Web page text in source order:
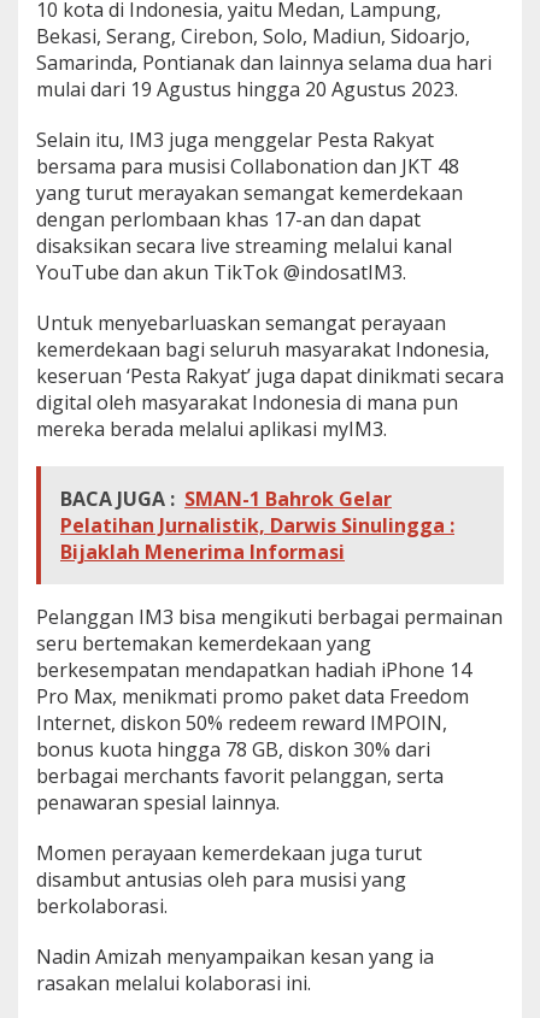
10 kota di Indonesia, yaitu Medan, Lampung,
Bekasi, Serang, Cirebon, Solo, Madiun, Sidoarjo,
Samarinda, Pontianak dan lainnya selama dua hari
mulai dari 19 Agustus hingga 20 Agustus 2023.
Selain itu, IM3 juga menggelar Pesta Rakyat
bersama para musisi Collabonation dan JKT 48
yang turut merayakan semangat kemerdekaan
dengan perlombaan khas 17-an dan dapat
disaksikan secara live streaming melalui kanal
YouTube dan akun TikTok @indosatIM3.
Untuk menyebarluaskan semangat perayaan
kemerdekaan bagi seluruh masyarakat Indonesia,
keseruan ‘Pesta Rakyat’ juga dapat dinikmati secara
digital oleh masyarakat Indonesia di mana pun
mereka berada melalui aplikasi myIM3.
BACA JUGA : SMAN-1 Bahrok Gelar
Pelatihan Jurnalistik, Darwis Sinulingga :
Bijaklah Menerima Informasi
Pelanggan IM3 bisa mengikuti berbagai permainan
seru bertemakan kemerdekaan yang
berkesempatan mendapatkan hadiah iPhone 14
Pro Max, menikmati promo paket data Freedom
Internet, diskon 50% redeem reward IMPOIN,
bonus kuota hingga 78 GB, diskon 30% dari
berbagai merchants favorit pelanggan, serta
penawaran spesial lainnya.
Momen perayaan kemerdekaan juga turut
disambut antusias oleh para musisi yang
berkolaborasi.
Nadin Amizah menyampaikan kesan yang ia
rasakan melalui kolaborasi ini.